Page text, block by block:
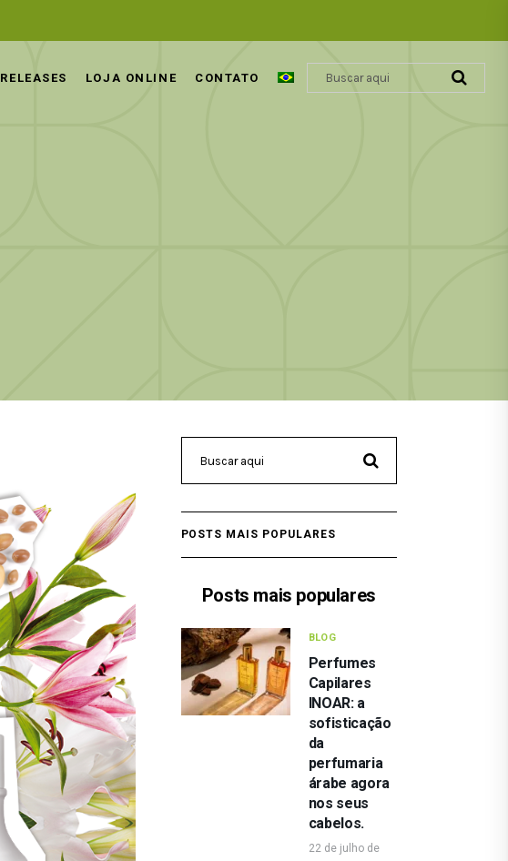
RELEASES LOJA ONLINE CONTATO
POSTS MAIS POPULARES
Posts mais populares
BLOG
Perfumes
Capilares
INOAR: a
sofisticação
da
perfumaria
árabe agora
nos seus
cabelos.
22 de julho de